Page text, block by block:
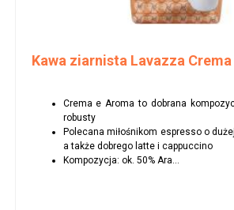
Kawa ziarnista Lavazza
Crema e Aroma to dobrana
robusty
Polecana miłośnikom espresso o
a także dobrego latte i cappuccino
Kompozycja: ok. 50% Ara...